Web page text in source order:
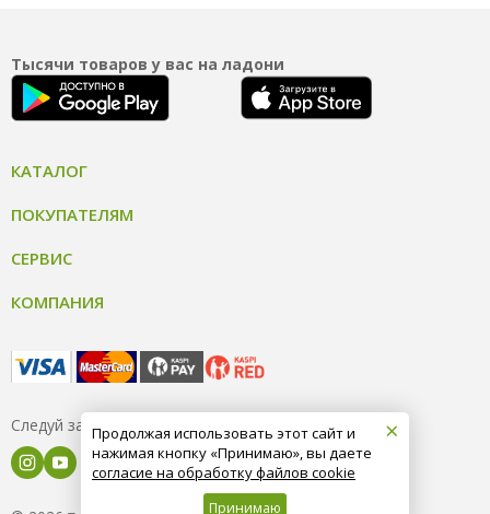
Тысячи товаров у вас на ладони
КАТАЛОГ
ПОКУПАТЕЛЯМ
СЕРВИС
КОМПАНИЯ
Следуй за нами ×
Продолжая использовать этот сайт и
нажимая кнопку «Принимаю», вы даете
согласие на обработку файлов cookie
Принимаю